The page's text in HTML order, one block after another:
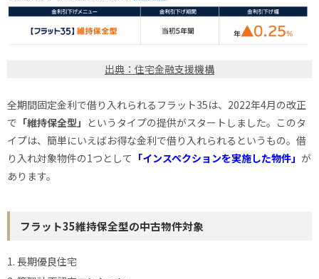
出典：住宅金融支援機構
全期間固定金利で借り入れられるフラット35は、2022年4月の改正
で 「維持保全型」 というタイプの提供がスタートしました。このタ
イプは、簡単にいえばお得な金利で借り入れられるというもの。借
り入れ対象物件の1つとして 「インスペクションを実施した物件」 が
あります。
フラット35維持保全型の中古物件対象
長期優良住宅